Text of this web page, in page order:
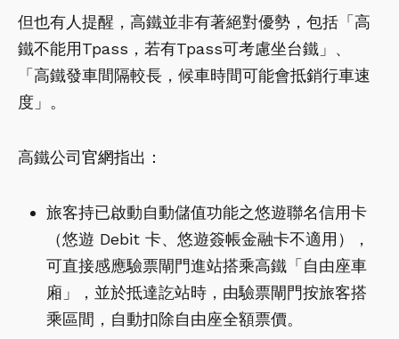
但也有人提醒，高鐵並非有著絕對優勢，包括「高
鐵不能用Tpass，若有Tpass可考慮坐台鐵」、
「高鐵發車間隔較長，候車時間可能會抵銷行車速
度」。
高鐵公司官網指出：
旅客持已啟動自動儲值功能之悠遊聯名信用卡
（悠遊 Debit 卡、悠遊簽帳金融卡不適用），
可直接感應驗票閘門進站搭乘高鐵「自由座車
廂」，並於抵達訖站時，由驗票閘門按旅客搭
乘區間，自動扣除自由座全額票價。